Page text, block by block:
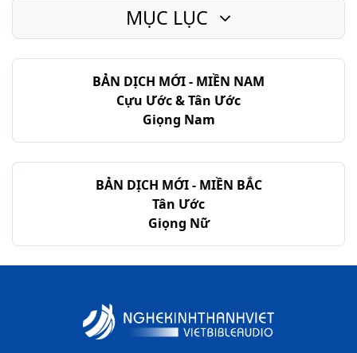
Giăng - Chương 12
Giăng - Chương 14
Giăng - Chương 17
Giăng - Chương 19
Giăng - Chương 21
BẢN DỊCH MỚI - MIỀN NAM
Cựu Ước & Tân Ước
Giọng Nam
BẢN DỊCH MỚI - MIỀN BẮC
Tân Ước
Giọng Nữ
MỤC LỤC